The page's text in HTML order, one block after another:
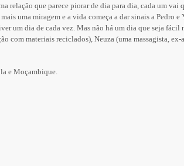
relação que parece piorar de dia para dia, cada um
uma miragem e a vida começa a dar sinais a Pedro
um dia de cada vez. Mas não há um dia que seja
com materiais reciclados), Neuza (uma massagista,
e Moçambique.